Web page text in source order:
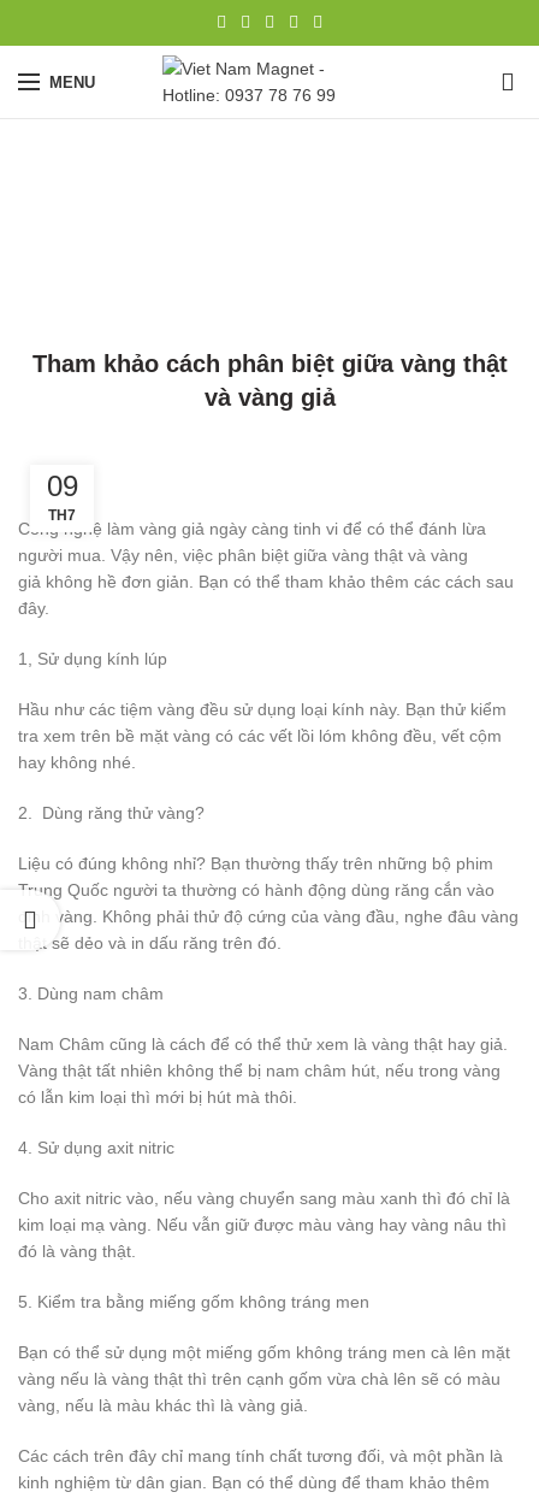
MENU
Tham khảo cách phân biệt giữa vàng thật
và vàng giả
09
TH7
Công nghệ làm vàng giả ngày càng tinh vi để có thể đánh lừa
người mua. Vậy nên, việc phân biệt giữa vàng thật và vàng
giả không hề đơn giản. Bạn có thể tham khảo thêm các cách sau
đây.
1, Sử dụng kính lúp
Hầu như các tiệm vàng đều sử dụng loại kính này. Bạn thử kiểm
tra xem trên bề mặt vàng có các vết lồi lóm không đều, vết cộm
hay không nhé.
2. Dùng răng thử vàng?
Liệu có đúng không nhỉ? Bạn thường thấy trên những bộ phim
Trung Quốc người ta thường có hành động dùng răng cắn vào
đỉnh vàng. Không phải thử độ cứng của vàng đầu, nghe đâu vàng
thật sẽ dẻo và in dấu răng trên đó.
3. Dùng nam châm
Nam Châm cũng là cách để có thể thử xem là vàng thật hay giả.
Vàng thật tất nhiên không thể bị nam châm hút, nếu trong vàng
có lẫn kim loại thì mới bị hút mà thôi.
4. Sử dụng axit nitric
Cho axit nitric vào, nếu vàng chuyển sang màu xanh thì đó chỉ là
kim loại mạ vàng. Nếu vẫn giữ được màu vàng hay vàng nâu thì
đó là vàng thật.
5. Kiểm tra bằng miếng gốm không tráng men
Bạn có thể sử dụng một miếng gốm không tráng men cà lên mặt
vàng nếu là vàng thật thì trên cạnh gốm vừa chà lên sẽ có màu
vàng, nếu là màu khác thì là vàng giả.
Các cách trên đây chỉ mang tính chất tương đối, và một phần là
kinh nghiệm từ dân gian. Bạn có thể dùng để tham khảo thêm